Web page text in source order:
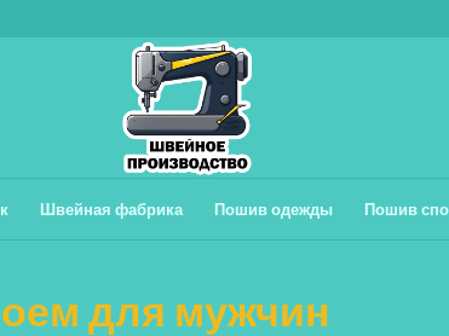
Швейная фабрика Пошив одежды Пошив
для мужчин